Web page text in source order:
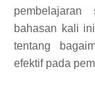
bahasan kali
tentang
efektif pada